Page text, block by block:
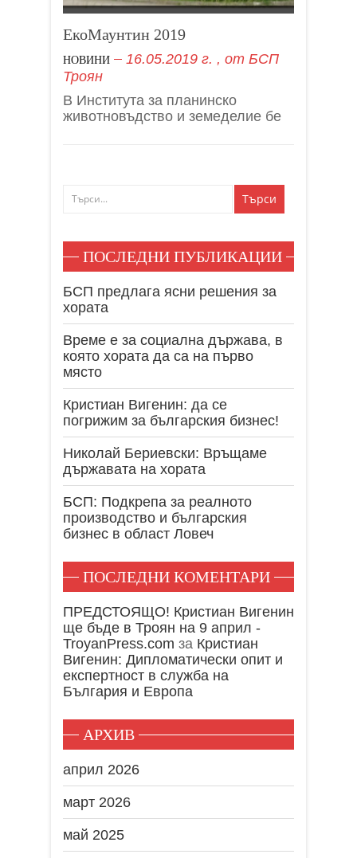
ЕкоМаунтин 2019
НОВИНИ 16.05.2019 г. , от БСП
Троян
В Института за планинско
животновъдство и земеделие бе
ПОСЛЕДНИ ПУБЛИКАЦИИ
БСП предлага ясни решения за
хората
Време е за социална държава, в
която хората да са на първо
място
Кристиан Вигенин: да се
погрижим за българския бизнес!
Николай Бериевски: Връщаме
държавата на хората
БСП: Подкрепа за реалното
производство и българския
бизнес в област Ловеч
ПОСЛЕДНИ КОМЕНТАРИ
ПРЕДСТОЯЩО! Кристиан Вигенин
ще бъде в Троян на 9 април -
TroyanPress.com за Кристиан
Вигенин: Дипломатически опит и
експертност в служба на
България и Европа
АРХИВ
април 2026
март 2026
май 2025